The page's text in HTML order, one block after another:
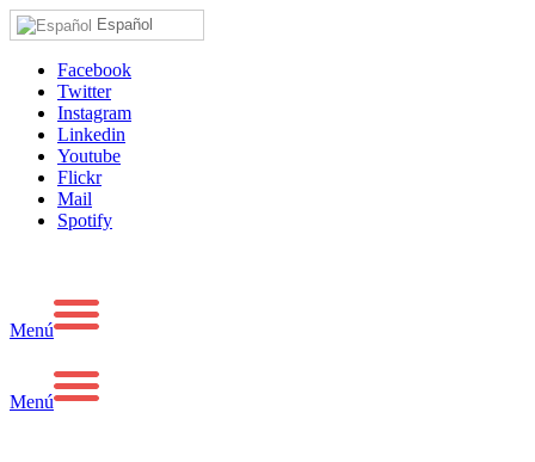
Español
Facebook
Twitter
Instagram
Linkedin
Youtube
Flickr
Mail
Spotify
Menú
Menú